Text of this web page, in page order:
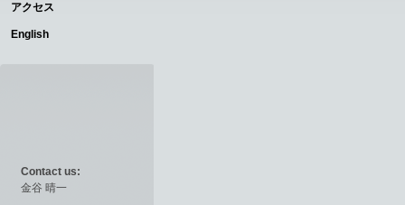
アクセス
English
Contact us:
金谷 晴一